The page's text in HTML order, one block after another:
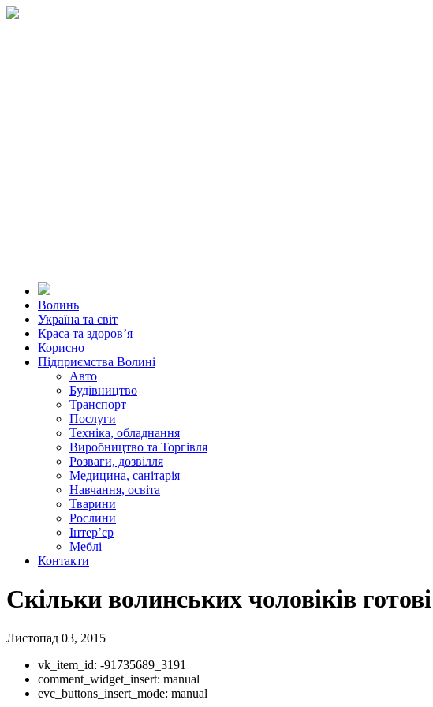
Волинь
Україна та світ
Краса та здоров’я
Корисно
Підприємства Волині
Авто
Будівництво
Транспорт
Послуги
Техніка, обладнання
Виробництво та Торгівля
Розваги, дозвілля
Медицина, санітарія
Навчання, освіта
Тварини
Рослини
Інтер’єр
Меблі
Контакти
Скільки волинських чоловіків
Листопад 03, 2015
vk_item_id: -91735689_3191
comment_widget_insert: manual
evc_buttons_insert_mode: manual